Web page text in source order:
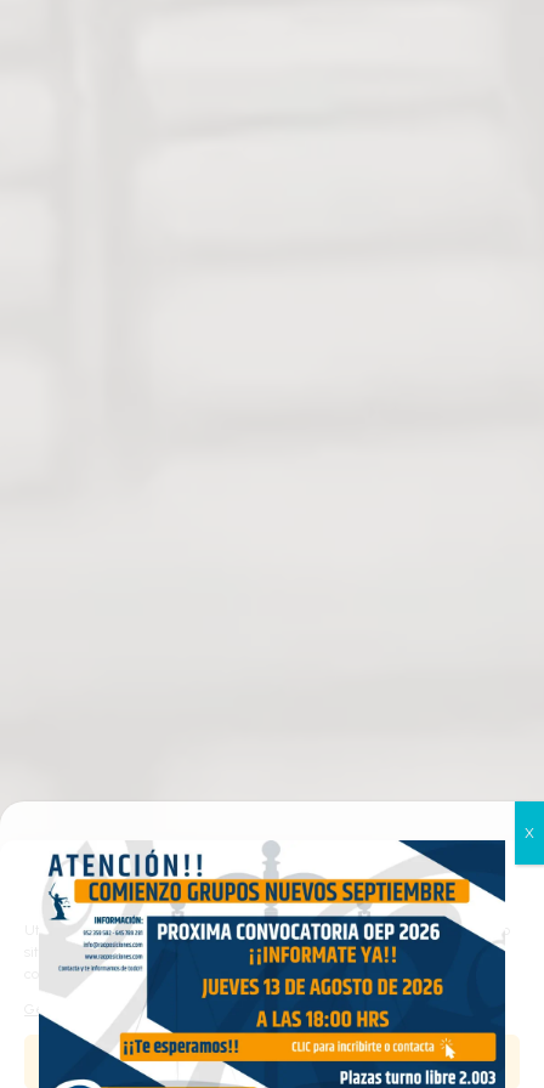
Gestionar el consentimiento
de las cookies
Utilizamos cookies propias y de terceros para analizar el tráfico en nuestro
sitio web y personalizar el contenido. Puede aceptar todas las cookies,
configurarlas según sus preferencias o rechazarlas.
Gestionar los servicios
Aceptar